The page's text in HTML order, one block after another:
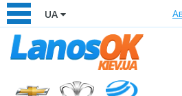
UA